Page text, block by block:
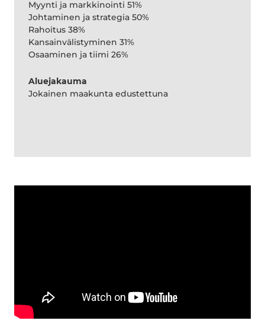
Myynti ja markkinointi 51%
Johtaminen ja strategia 50%
Rahoitus 38%
Kansainvälistyminen 31%
Osaaminen ja tiimi 26%
Aluejakauma
Jokainen maakunta edustettuna